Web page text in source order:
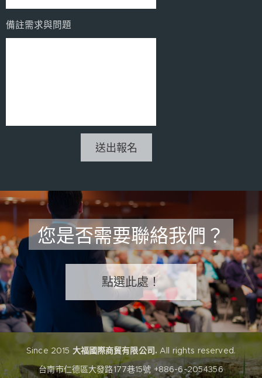
備註需求與問題
送出報名
您是否需要聯絡我們？
點選此處！
Since 2015 大福國際商貿有限公司.All rights reserved.
台南市仁德區大發路177巷15號 +886-6-2054356